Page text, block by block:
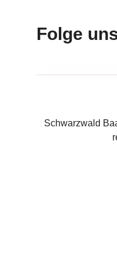
Folge
Schwarzwald